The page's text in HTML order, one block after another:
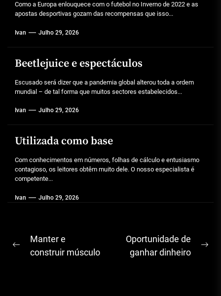
Como a Europa enlouquece com o futebol no Inverno de 2022 e as
apostas desportivas gozam das recompensas que isso...
Ivan Julho 29, 2026
Beetlejuice e espectáculos
Escusado será dizer que a pandemia global alterou toda a ordem
mundial – de tal forma que muitos sectores estabelecidos...
Ivan Julho 29, 2026
Utilizada como base
Com conhecimentos em números, folhas de cálculo e entusiasmo
contagioso, os leitores obtêm muito dele. O nosso especialista é
competente...
Ivan Julho 29, 2026
Navegação
Previous
Manter e
construir músculo
Oportunidade de
ganhar dinheiro